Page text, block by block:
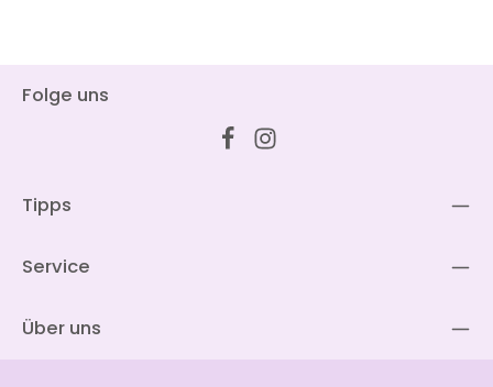
Folge uns
Tipps
Service
Über uns